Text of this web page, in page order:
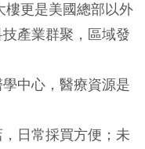
樓更是美國總部以外
產業群聚，區域發
學中心，醫療資源是
，日常採買方便；未